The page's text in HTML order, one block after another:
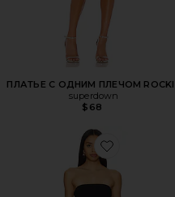
ПЛАТЬЕ С ОДНИМ ПЛЕЧОМ
superdown
$68
Favorite